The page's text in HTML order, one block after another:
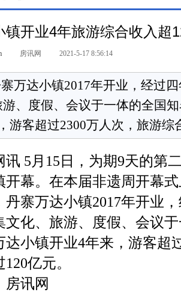
镇开业4年旅游综合收入超
房讯网 2021-5-17 8:56:14
万达小镇2017年开业，经过
、度假、会议于一体的全国
游客超过2300万人次，旅游综
5月15日，为期9天的第
开幕。在本届非遗周开幕
丹寨万达小镇2017年开业
文化、旅游、度假、会议
达小镇开业4年来，游客超
亿元。
讯网